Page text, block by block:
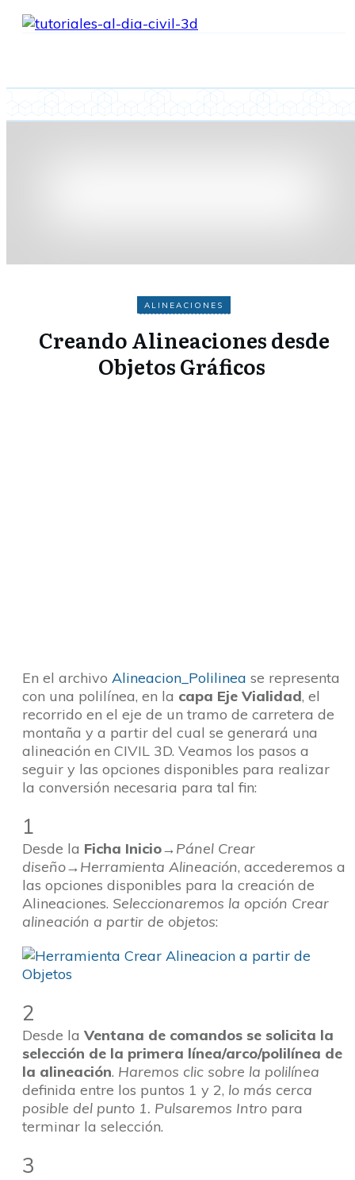
ALINEACIONES
Creando Alineaciones desde
Objetos Gráficos
En el archivo Alineacion_Polilinea se representa
con una polilínea, en la capa Eje Vialidad, el
recorrido en el eje de un tramo de carretera de
montaña y a partir del cual se generará una
alineación en CIVIL 3D. Veamos los pasos a
seguir y las opciones disponibles para realizar
la conversión necesaria para tal fin:
1
Desde la Ficha Inicio→Pánel Crear
diseño→Herramienta Alineación, accederemos a
las opciones disponibles para la creación de
Alineaciones. Seleccionaremos la opción Crear
alineación a partir de objetos:
2
Desde la Ventana de comandos se solicita la
selección de la primera línea/arco/polilínea de
la alineación. Haremos clic sobre la polilínea
definida entre los puntos 1 y 2, lo más cerca
posible del punto 1. Pulsaremos Intro para
terminar la selección.
3